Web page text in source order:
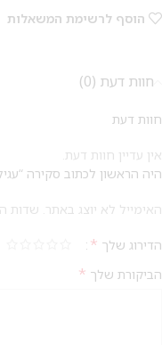
הוסף לרשימת המשאלות
חוות דעת (0)
חוות דעת
אין עדיין חוות דעת.
היה הראשון לכתוב סקירה “עגיל
האימייל לא יוצג באתר. שדות
הדירוג שלך *
הביקורת שלך *